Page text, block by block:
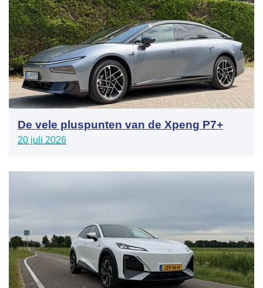
De vele pluspunten van de Xpeng P7+
20 juli 2026